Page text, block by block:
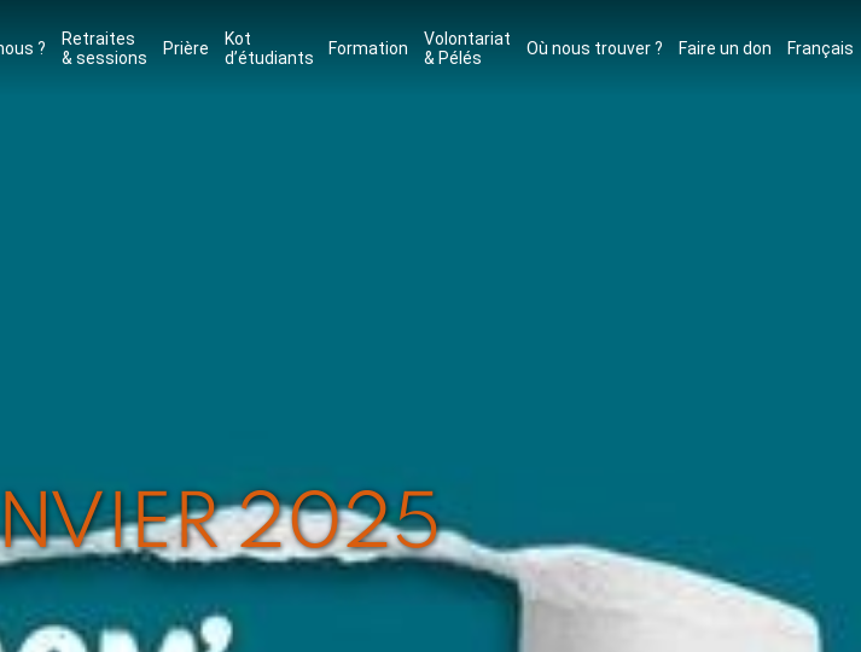
?
Retraites
& sessions
Prière
Kot
d’étudiants
Formation
Volontariat
& Pélés
Où nous trouver ? Faire un don Français
2025